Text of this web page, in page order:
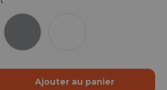
Ajouter au panier